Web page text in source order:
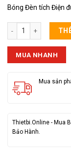
Bóng Đèn tích Điện
Bộ Dây Đui Đèn 2M5
MUA NHANH
Mua sản
Thietbi.Online - Mua
Bảo Hành.